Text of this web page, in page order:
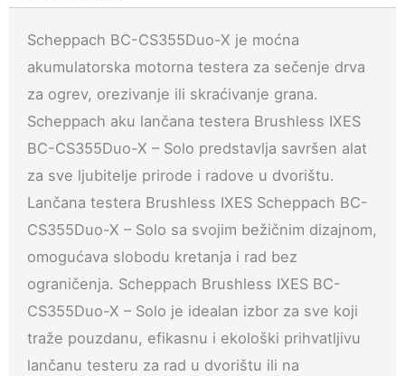
Scheppach BC-CS355Duo-X je moćna
akumulatorska motorna testera za sečenje drva
za ogrev, orezivanje ili skraćivanje grana.
Scheppach aku lančana testera Brushless IXES
BC-CS355Duo-X – Solo predstavlja savršen alat
za sve ljubitelje prirode i radove u dvorištu.
Lančana testera Brushless IXES Scheppach BC-
CS355Duo-X – Solo sa svojim bežičnim dizajnom,
omogućava slobodu kretanja i rad bez
ograničenja. Scheppach Brushless IXES BC-
CS355Duo-X – Solo je idealan izbor za sve koji
traže pouzdanu, efikasnu i ekološki prihvatljivu
lančanu testeru za rad u dvorištu ili na